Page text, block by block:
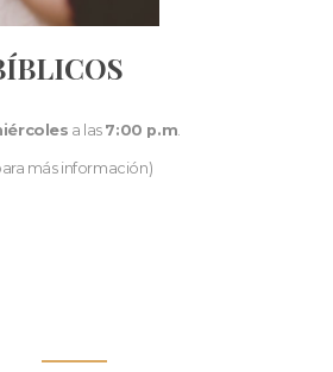
a las 7:00 p.m.
más información)